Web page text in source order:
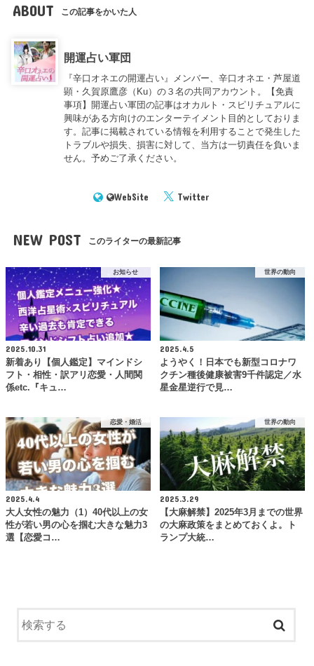
ABOUT この記事をかいた人
開運占い軍団
『辛口オネエの開運占い』メンバー、辛口オネエ・芦屋道
顕・久賀原鷹彦（Ku）の３名の共同アカウント。【免責
事項】開運占い軍団の記事はオカルト・スピリチュアルに
興味がある方向けのエンターテイメント目的としておりま
す。記事に掲載されている情報を利用することで発生した
トラブルや損失、損害に対して、当方は一切責任を負いま
せん。予めご了承ください。
WebSite Twitter
NEW POST このライターの最新記事
お知らせ
2025.10.31
新着あり【個人鑑定】マインドシ
フト・相性・訳アリ恋愛・人間関
係etc.『キュ…
世界の動向
2025.4.5
ようやく！日本でも新型コロナワ
クチン種後健康被害9千件認定／水
星金星逆行で見…
恋愛・婚活
2025.4.4
大人女性の魅力（1）40代以上の女
性が若い男の心を掴む大きな魅力3
選【恋愛コ…
世界の動向
2025.3.29
【大麻解禁】2025年3月までの世界
の大麻政策をまとめておくよ。ト
ランプ大統…